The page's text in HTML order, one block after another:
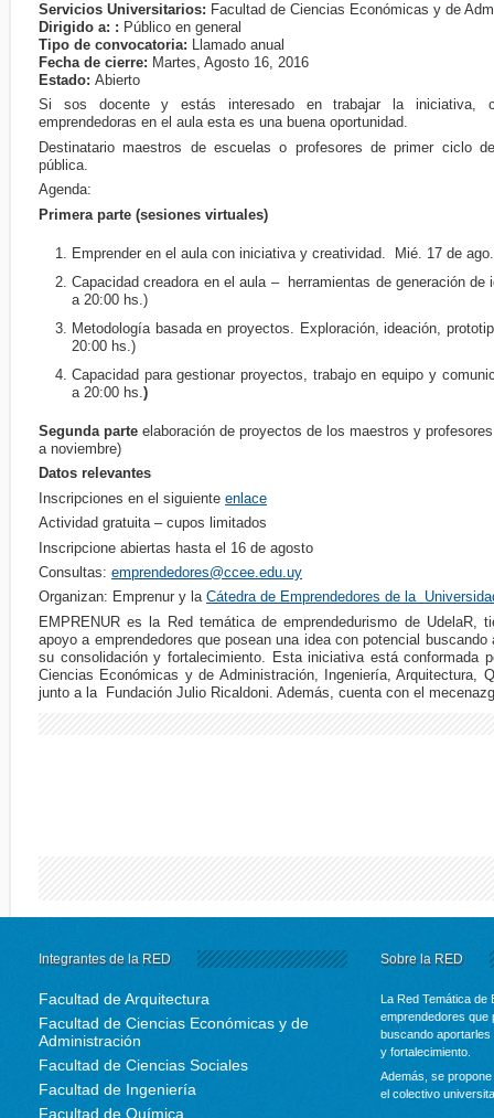
Servicios Universitarios: Facultad de Ciencias Económicas y de
Dirigido a: : Público en general
Tipo de convocatoria: Llamado anual
Fecha de cierre: Martes, Agosto 16, 2016
Estado: Abierto
Si sos docente y estás interesado en trabajar la iniciativa,
emprendedoras en el aula esta es una buena oportunidad.
Destinatario maestros de escuelas o profesores de primer ciclo
pública.
Agenda:
Primera parte (sesiones virtuales)
Emprender en el aula con iniciativa y creatividad. Mié. 17 de
Capacidad creadora en el aula – herramientas de generación de
a 20:00 hs.)
Metodología basada en proyectos. Exploración, ideación,
20:00 hs.)
Capacidad para gestionar proyectos, trabajo en equipo y
a 20:00 hs. )
Segunda parte elaboración de proyectos de los maestros y
a noviembre)
Datos relevantes
Inscripciones en el siguiente enlace
Actividad gratuita – cupos limitados
Inscripcione abiertas hasta el 16 de agosto
Consultas: emprendedores@ccee.edu.uy
Organizan: Emprenur y la Cátedra de Emprendedores de la
EMPRENUR es la Red temática de emprendedurismo de UdelaR,
apoyo a emprendedores que posean una idea con potencial
su consolidación y fortalecimiento. Esta iniciativa está conformada
Ciencias Económicas y de Administración, Ingeniería, Arquitectura,
junto a la Fundación Julio Ricaldoni. Además, cuenta con el
Integrantes de la RED
Facultad de Arquitectura
Facultad de Ciencias Económicas y de
Administración
Facultad de Ciencias Sociales
Facultad de Ingeniería
Facultad de Química
Sobre la RED
La Red Temática de
emprendedores que
buscando
y fortalecimiento.
Además, se
el colectivo